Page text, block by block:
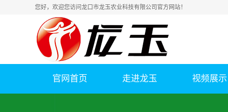
您好，欢迎您访问龙口市龙玉农业科技有限公司官方网站！
官网首页 走进龙玉 视频展示